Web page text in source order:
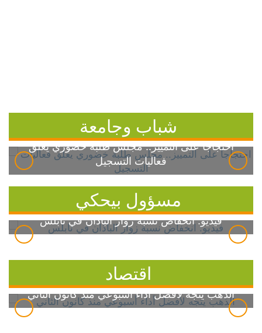
شباب وجامعة
احتجاجاً على التمييز.. مجلس طلبة خضوري يعلق
فعاليات التسجيل
مسؤول بيحكي
فيديو: انخفاض نسبة زوار الباذان في نابلس
اقتصاد
الذهب يتجه لأفضل أداء أسبوعي منذ كانون الثاني